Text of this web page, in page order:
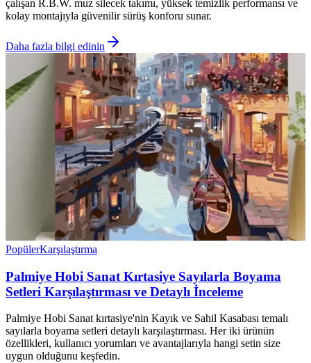
çalışan R.B.W. muz silecek takımı, yüksek temizlik performansı ve
kolay montajıyla güvenilir sürüş konforu sunar.
Daha fazla bilgi edinin
PopülerKarşılaştırma
Palmiye Hobi Sanat Kırtasiye Sayılarla Boyama
Setleri Karşılaştırması ve Detaylı İnceleme
Palmiye Hobi Sanat kırtasiye'nin Kayık ve Sahil Kasabası temalı
sayılarla boyama setleri detaylı karşılaştırması. Her iki ürünün
özellikleri, kullanıcı yorumları ve avantajlarıyla hangi setin size
uygun olduğunu keşfedin.